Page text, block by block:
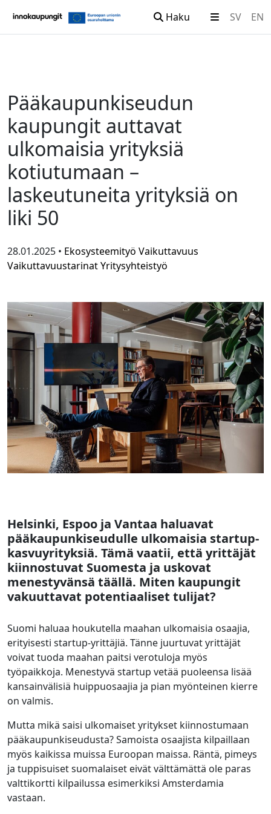
Haku SV EN
Pääkaupunkiseudun
kaupungit auttavat
ulkomaisia yrityksiä
kotiutumaan –
laskeutuneita yrityksiä on
liki 50
28.01.2025 • Ekosysteemityö Vaikuttavuus
VaikuttavuustarinatYritysyhteistyö
Helsinki, Espoo ja Vantaa haluavat
pääkaupunkiseudulle ulkomaisia startup-
kasvuyrityksiä. Tämä vaatii, että yrittäjät
kiinnostuvat Suomesta ja uskovat
menestyvänsä täällä. Miten kaupungit
vakuuttavat potentiaaliset tulijat?
Suomi haluaa houkutella maahan ulkomaisia osaajia,
erityisesti startup-yrittäjiä. Tänne juurtuvat yrittäjät
voivat tuoda maahan paitsi verotuloja myös
työpaikkoja. Menestyvä startup vetää puoleensa lisää
kansainvälisiä huippuosaajia ja pian myönteinen kierre
on valmis.
Mutta mikä saisi ulkomaiset yritykset kiinnostumaan
pääkaupunkiseudusta? Samoista osaajista kilpaillaan
myös kaikissa muissa Euroopan maissa. Räntä, pimeys
ja tuppisuiset suomalaiset eivät välttämättä ole paras
valttikortti kilpailussa esimerkiksi Amsterdamia
vastaan.